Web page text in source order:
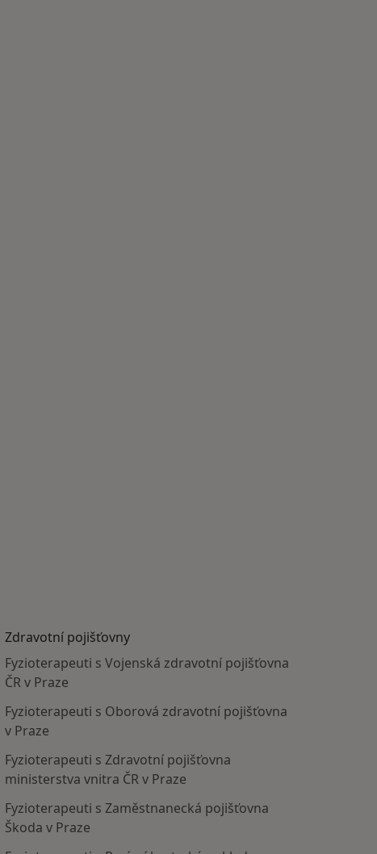
Zdravotní pojišťovny
Fyzioterapeuti s Vojenská zdravotní pojišťovna
ČR v Praze
Fyzioterapeuti s Oborová zdravotní pojišťovna
v Praze
Fyzioterapeuti s Zdravotní pojišťovna
ministerstva vnitra ČR v Praze
Fyzioterapeuti s Zaměstnanecká pojišťovna
Škoda v Praze